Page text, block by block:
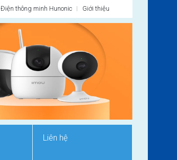
Điện thông minh Hunonic Giới thiệu
Liên hệ